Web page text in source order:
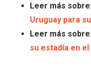
Leer más
Uruguay para
Leer más
su estadía en